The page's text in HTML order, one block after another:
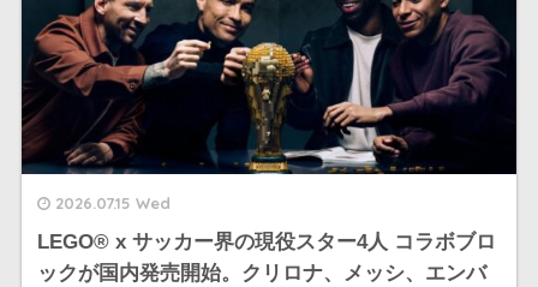
2026.07.15 Wed
LEGO®︎ x サッカー界の現役スター4人 コラボブロ
ックが国内発売開始。クリロナ、メッシ、エンバ